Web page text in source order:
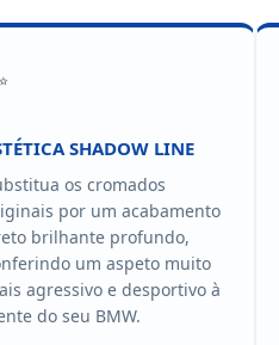
SHADOW LINE
os cromados
por um acabamento
brilhante profundo,
um aspeto muito
agressivo e desportivo à
do seu BMW.